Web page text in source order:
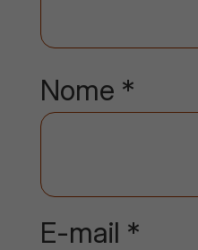
Nome *
E-mail *